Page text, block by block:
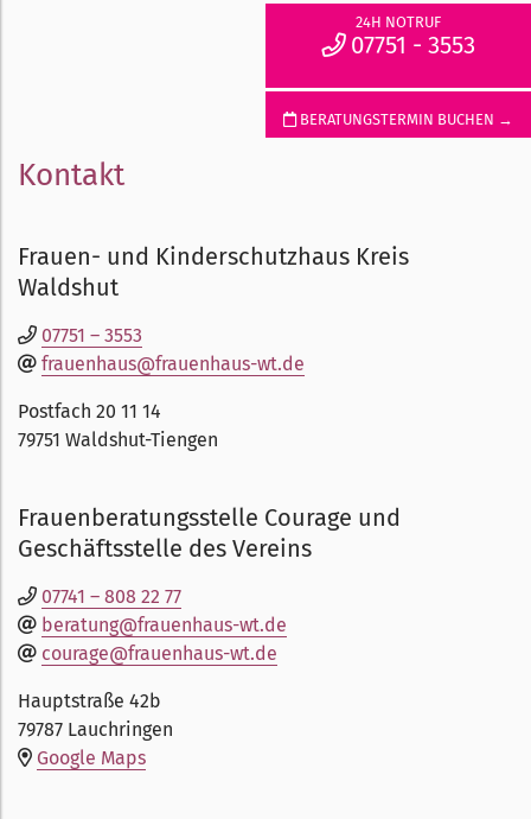
24H NOTRUF
07751 - 3553
BERATUNGSTERMIN BUCHEN →
Kontakt
Frauen- und Kinderschutzhaus Kreis
Waldshut
07751 – 3553
frauenhaus@frauenhaus-wt.de
Postfach 20 11 14
79751 Waldshut-Tiengen
Frauenberatungsstelle Courage und
Geschäftsstelle des Vereins
07741 – 808 22 77
beratung@frauenhaus-wt.de
courage@frauenhaus-wt.de
Hauptstraße 42b
79787 Lauchringen
Google Maps